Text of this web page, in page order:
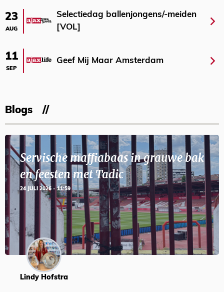
23
AUG
Selectiedag ballenjongens/-meiden
[VOL]
11
SEP
Geef Mij Maar Amsterdam
Blogs
Servische maffiabaas in grauwe bak
en feesten met Tadic
24 JULI 2026 - 11:59
Lindy Hofstra